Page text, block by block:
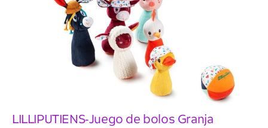
LILLIPUTIENS-Juego de bolos Granja